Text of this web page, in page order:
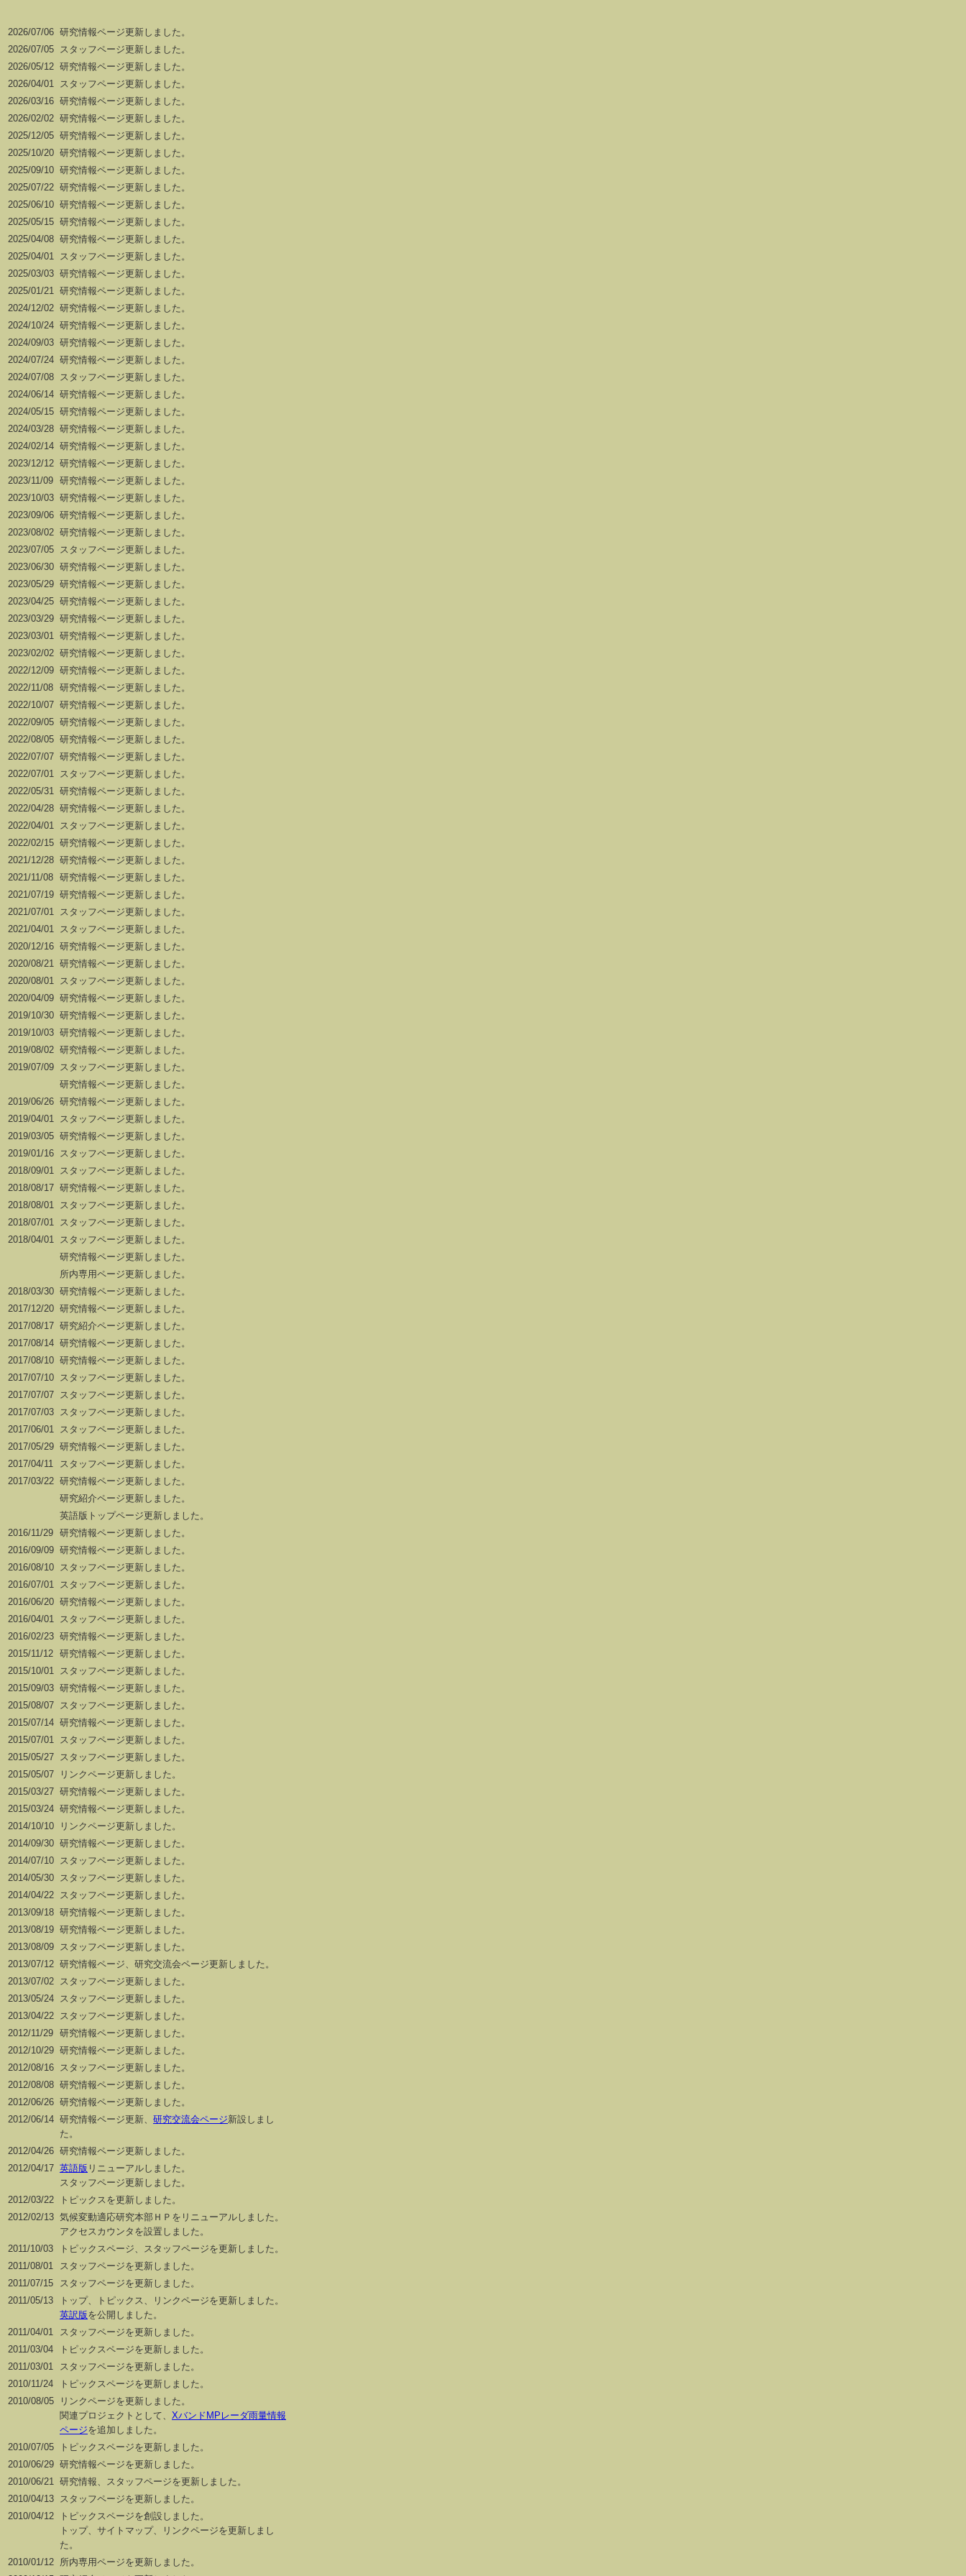
2026/07/06 研究情報ページ更新しました。
2026/07/05 スタッフページ更新しました。
2026/05/12 研究情報ページ更新しました。
2026/04/01 スタッフページ更新しました。
2026/03/16 研究情報ページ更新しました。
2026/02/02 研究情報ページ更新しました。
2025/12/05 研究情報ページ更新しました。
2025/10/20 研究情報ページ更新しました。
2025/09/10 研究情報ページ更新しました。
2025/07/22 研究情報ページ更新しました。
2025/06/10 研究情報ページ更新しました。
2025/05/15 研究情報ページ更新しました。
2025/04/08 研究情報ページ更新しました。
2025/04/01 スタッフページ更新しました。
2025/03/03 研究情報ページ更新しました。
2025/01/21 研究情報ページ更新しました。
2024/12/02 研究情報ページ更新しました。
2024/10/24 研究情報ページ更新しました。
2024/09/03 研究情報ページ更新しました。
2024/07/24 研究情報ページ更新しました。
2024/07/08 スタッフページ更新しました。
2024/06/14 研究情報ページ更新しました。
2024/05/15 研究情報ページ更新しました。
2024/03/28 研究情報ページ更新しました。
2024/02/14 研究情報ページ更新しました。
2023/12/12 研究情報ページ更新しました。
2023/11/09 研究情報ページ更新しました。
2023/10/03 研究情報ページ更新しました。
2023/09/06 研究情報ページ更新しました。
2023/08/02 研究情報ページ更新しました。
2023/07/05 スタッフページ更新しました。
2023/06/30 研究情報ページ更新しました。
2023/05/29 研究情報ページ更新しました。
2023/04/25 研究情報ページ更新しました。
2023/03/29 研究情報ページ更新しました。
2023/03/01 研究情報ページ更新しました。
2023/02/02 研究情報ページ更新しました。
2022/12/09 研究情報ページ更新しました。
2022/11/08 研究情報ページ更新しました。
2022/10/07 研究情報ページ更新しました。
2022/09/05 研究情報ページ更新しました。
2022/08/05 研究情報ページ更新しました。
2022/07/07 研究情報ページ更新しました。
2022/07/01 スタッフページ更新しました。
2022/05/31 研究情報ページ更新しました。
2022/04/28 研究情報ページ更新しました。
2022/04/01 スタッフページ更新しました。
2022/02/15 研究情報ページ更新しました。
2021/12/28 研究情報ページ更新しました。
2021/11/08 研究情報ページ更新しました。
2021/07/19 研究情報ページ更新しました。
2021/07/01 スタッフページ更新しました。
2021/04/01 スタッフページ更新しました。
2020/12/16 研究情報ページ更新しました。
2020/08/21 研究情報ページ更新しました。
2020/08/01 スタッフページ更新しました。
2020/04/09 研究情報ページ更新しました。
2019/10/30 研究情報ページ更新しました。
2019/10/03 研究情報ページ更新しました。
2019/08/02 研究情報ページ更新しました。
2019/07/09 スタッフページ更新しました。
研究情報ページ更新しました。
2019/06/26 研究情報ページ更新しました。
2019/04/01 スタッフページ更新しました。
2019/03/05 研究情報ページ更新しました。
2019/01/16 スタッフページ更新しました。
2018/09/01 スタッフページ更新しました。
2018/08/17 研究情報ページ更新しました。
2018/08/01 スタッフページ更新しました。
2018/07/01 スタッフページ更新しました。
2018/04/01 スタッフページ更新しました。
研究情報ページ更新しました。
所内専用ページ更新しました。
2018/03/30 研究情報ページ更新しました。
2017/12/20 研究情報ページ更新しました。
2017/08/17 研究紹介ページ更新しました。
2017/08/14 研究情報ページ更新しました。
2017/08/10 研究情報ページ更新しました。
2017/07/10 スタッフページ更新しました。
2017/07/07 スタッフページ更新しました。
2017/07/03 スタッフページ更新しました。
2017/06/01 スタッフページ更新しました。
2017/05/29 研究情報ページ更新しました。
2017/04/11
スタッフページ更新しました。
2017/03/22 研究情報ページ更新しました。
研究紹介ページ更新しました。
英語版トップページ更新しました。
2016/11/29 研究情報ページ更新しました。
2016/09/09 研究情報ページ更新しました。
2016/08/10 スタッフページ更新しました。
2016/07/01 スタッフページ更新しました。
2016/06/20 研究情報ページ更新しました。
2016/04/01 スタッフページ更新しました。
2016/02/23 研究情報ページ更新しました。
2015/11/12 研究情報ページ更新しました。
2015/10/01 スタッフページ更新しました。
2015/09/03 研究情報ページ更新しました。
2015/08/07 スタッフページ更新しました。
2015/07/14 研究情報ページ更新しました。
2015/07/01 スタッフページ更新しました。
2015/05/27 スタッフページ更新しました。
2015/05/07
リンクページ更新しました。
2015/03/27 研究情報ページ更新しました。
2015/03/24 研究情報ページ更新しました。
2014/10/10
リンクページ更新しました。
2014/09/30 研究情報ページ更新しました。
2014/07/10 スタッフページ更新しました。
2014/05/30 スタッフページ更新しました。
2014/04/22 スタッフページ更新しました。
2013/09/18 研究情報ページ更新しました。
2013/08/19 研究情報ページ更新しました。
2013/08/09 スタッフページ更新しました。
2013/07/12 研究情報ページ、研究交流会ページ更新しました。
2013/07/02 スタッフページ更新しました。
2013/05/24 スタッフページ更新しました。
2013/04/22 スタッフページ更新しました。
2012/11/29 研究情報ページ更新しました。
2012/10/29 研究情報ページ更新しました。
2012/08/16 スタッフページ更新しました。
2012/08/08 研究情報ページ更新しました。
2012/06/26 研究情報ページ更新しました。
2012/06/14 研究情報ページ更新、 研究交流会ページ新設しまし
た。
2012/04/26 研究情報ページ更新しました。
2012/04/17 英語版 リニューアルしました。
スタッフページ更新しました。
2012/03/22
トピックスを更新しました。
2012/02/13 気候変動適応研究本部ＨＰをリニューアルしました。
アクセスカウンタを設置しました。
2011/10/03
トピックスページ、スタッフページを更新しました。
2011/08/01
スタッフページを更新しました。
2011/07/15
スタッフページを更新しました。
2011/05/13
トップ、トピックス、リンクページを更新しました。
英訳版を公開しました。
2011/04/01
スタッフページを更新しました。
2011/03/04
トピックスページを更新しました。
2011/03/01
スタッフページを更新しました。
2010/11/24
トピックスページを更新しました。
2010/08/05
リンクページを更新しました。
関連プロジェクトとして、 XバンドMPレーダ雨量情報
ページを追加しました。
2010/07/05
トピックスページを更新しました。
2010/06/29 研究情報ページを更新しました。
2010/06/21 研究情報、スタッフページを更新しました。
2010/04/13 スタッフページを更新しました。
2010/04/12
トピックスページを創設しました。
トップ、サイトマップ、リンクページを更新しまし
た。
2010/01/12 所内専用ページを更新しました。